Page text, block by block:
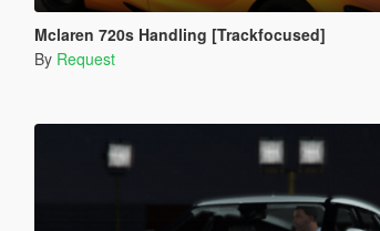
Mclaren 720s Handling [Trackfocused]
By Request